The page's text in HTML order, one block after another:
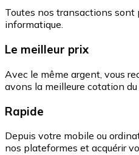
Toutes nos transactions sont
informatique.
Le meilleur prix
Avec le même argent, vous
avons la meilleure cotation du
Rapide
Depuis votre mobile ou
nos plateformes et acquérir